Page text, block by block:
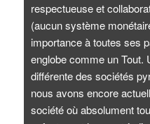
respectueuse et
(aucun système
importance à toutes ses
englobe comme un Tout.
différente des sociétés
nous avons encore
société où absolument